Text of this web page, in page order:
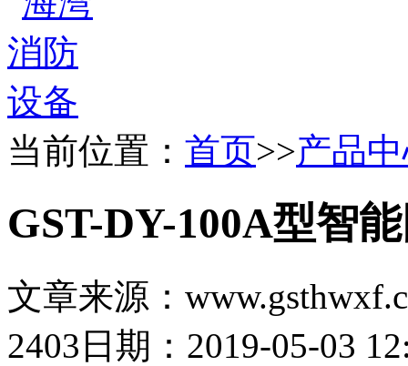
当前位置： 首页>>产品
GST-DY-100A型智
文章来源：
2403 日期：2019-05-03